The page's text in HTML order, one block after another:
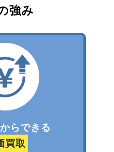
強み
らできる
買取